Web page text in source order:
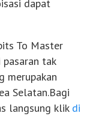
dapat
To Master
tak
merupakan
Selatan.Bagi
langsung klik di